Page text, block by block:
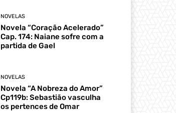
NOVELAS
Novela “Coração Acelerado”
Cap. 174: Naiane sofre com a
partida de Gael
NOVELAS
Novela “A Nobreza do Amor”
Cp119b: Sebastião vasculha
os pertences de Omar